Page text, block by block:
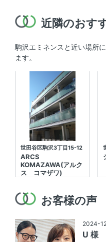
近隣のおす
駒沢エミネンスと近い場所
ます。
世田谷区駒沢3丁目15-12
ARCS
KOMAZAWA(アルク
ス コマザワ)
お客様の声
2024-
U 様